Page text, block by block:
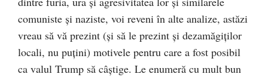
comuniste şi naziste, voi reveni în alte analize, astăzi
vreau să vă prezint (şi să le prezint şi dezamăgiţilor
locali, nu puţini) motivele pentru care a fost posibil
ca valul Trump să câştige. Le enumeră cu mult bun